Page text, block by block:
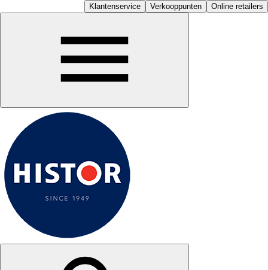
Klantenservice Verkooppunten Online retailers